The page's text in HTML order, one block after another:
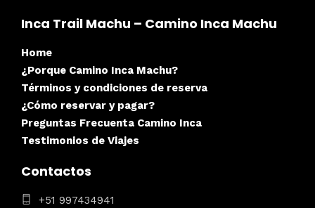
Inca Trail Machu – Camino Inca Machu
Home
¿Porque Camino Inca Machu?
Términos y condiciones de reserva
¿Cómo reservar y pagar?
Preguntas Frecuenta Camino Inca
Testimonios de Viajes
Contactos
+51 997434941